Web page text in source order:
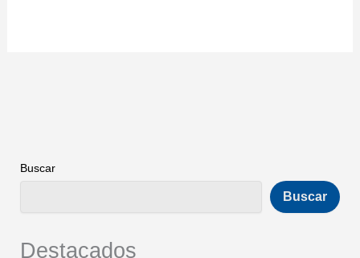
Buscar
Buscar
Destacados